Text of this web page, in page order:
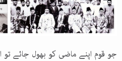
جو قوم اپنے ماضی کو بھول جائے تو